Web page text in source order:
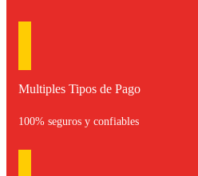
Multiples Tipos de Pago
100% seguros y confiables